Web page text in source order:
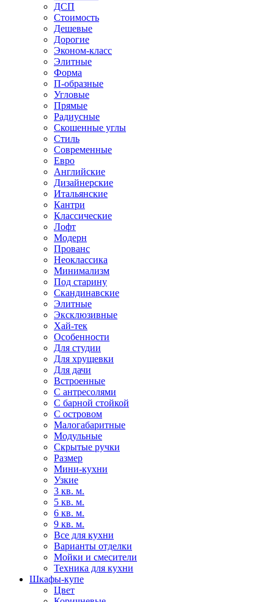
ДСП
Стоимость
Дешевые
Дорогие
Эконом-класс
Элитные
Форма
П-образные
Угловые
Прямые
Радиусные
Скошенные углы
Стиль
Современные
Евро
Английские
Дизайнерские
Итальянские
Кантри
Классические
Лофт
Модерн
Прованс
Неоклассика
Минимализм
Под старину
Скандинавские
Элитные
Эксклюзивные
Хай-тек
Особенности
Для студии
Для хрущевки
Для дачи
Встроенные
С антресолями
С барной стойкой
С островом
Малогабаритные
Модульные
Скрытые ручки
Размер
Мини-кухни
Узкие
3 кв. м.
5 кв. м.
6 кв. м.
9 кв. м.
Все для кухни
Варианты отделки
Мойки и смесители
Техника для кухни
Шкафы-купе
Цвет